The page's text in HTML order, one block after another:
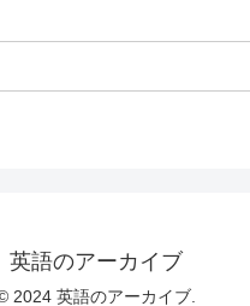
英語のアーカイブ
2024 英語のアーカイブ.